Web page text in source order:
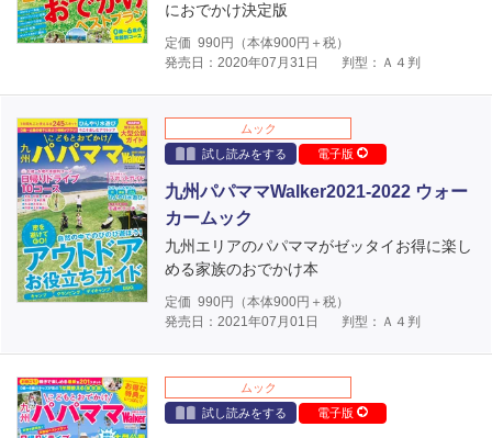
におでかけ決定版
定価 990円（本体900円＋税）
発売日：2020年07月31日
判型：Ａ４判
ムック
試し読みをする
電子版
九州パパママWalker2021-2022 ウォー
カームック
九州エリアのパパママがゼッタイお得に楽し
める家族のおでかけ本
定価 990円（本体900円＋税）
発売日：2021年07月01日
判型：Ａ４判
ムック
試し読みをする
電子版